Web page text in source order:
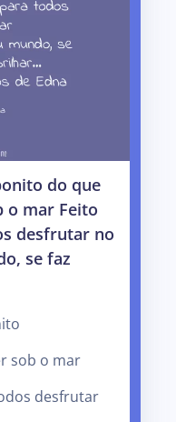
do que
o mar Feito
desfrutar no
se faz
sob o mar
desfrutar